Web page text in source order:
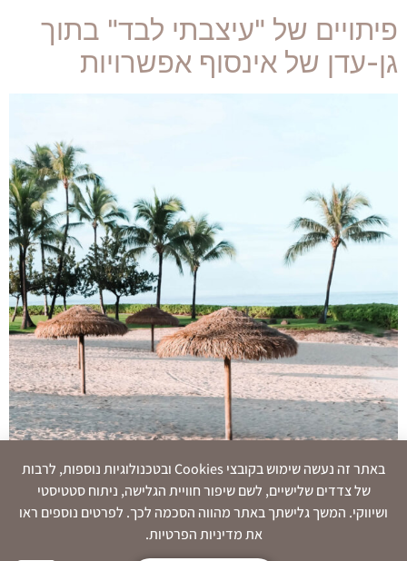
פיתויים של "עיצבתי לבד" בתוך
גן-עדן של אינסוף אפשרויות
איך גם כשמעצבים לבד אתר, למרות חשיפה לאפשרויות
מרובות, ולמרות חוסר ידע מקצועי בעיצוב אתרים
באתר זה נעשה שימוש בקובצי Cookies ובטכנולוגיות נוספות, לרבות
של צדדים שלישיים, לשם שיפור חוויית הגלישה, ניתוח סטטיסטי
ושיווקי. המשך גלישתך באתר מהווה הסכמה לכך. לפרטים נוספים ראו
את מדיניות הפרטיות.